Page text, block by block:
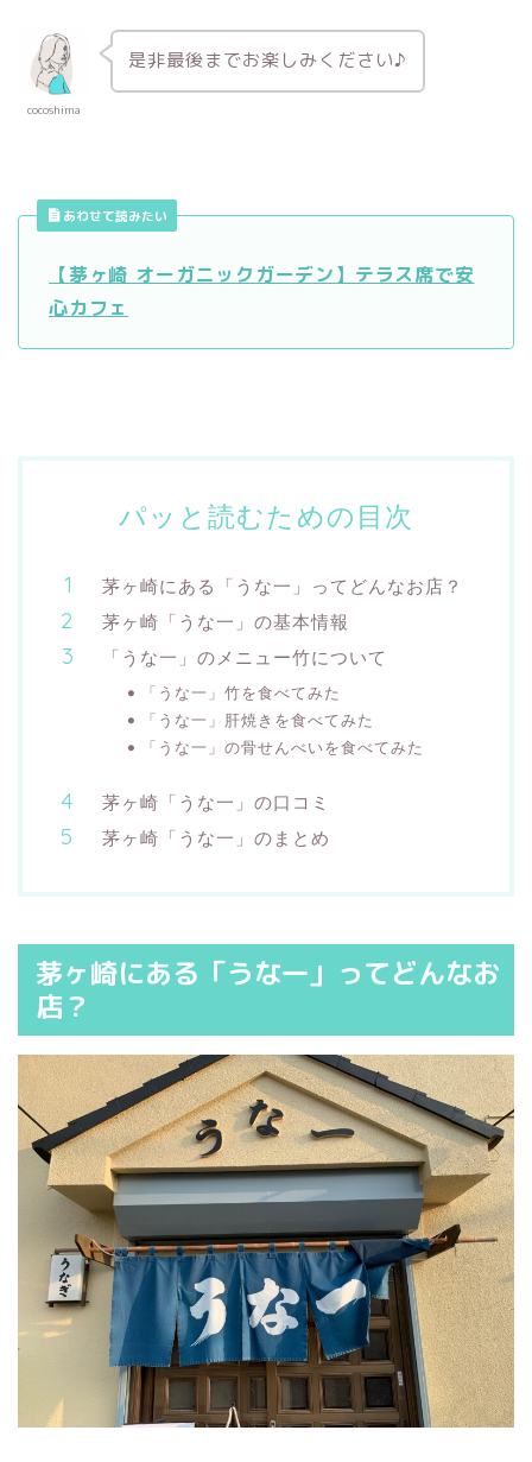
cocoshima
是非最後までお楽しみください♪
あわせて読みたい
【茅ヶ崎 オーガニックガーデン】テラス席で安
心カフェ
パッと読むための目次
茅ヶ崎にある「うな一」ってどんなお店？
茅ヶ崎「うな一」の基本情報
「うな一」のメニュー竹について
「うな一」竹を食べてみた
「うな一」肝焼きを食べてみた
「うな一」の骨せんべいを食べてみた
茅ヶ崎「うな一」の口コミ
茅ヶ崎「うな一」のまとめ
茅ヶ崎にある「うな一」ってどんなお
店？